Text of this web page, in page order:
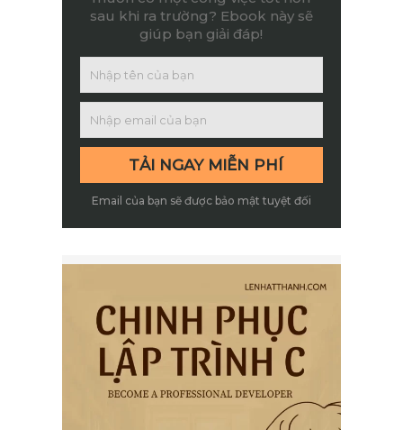
sau khi ra trường? Ebook này sẽ
giúp bạn giải đáp!
Email của bạn sẽ được bảo mật tuyệt đối